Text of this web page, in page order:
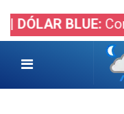
BLUE: Compra: